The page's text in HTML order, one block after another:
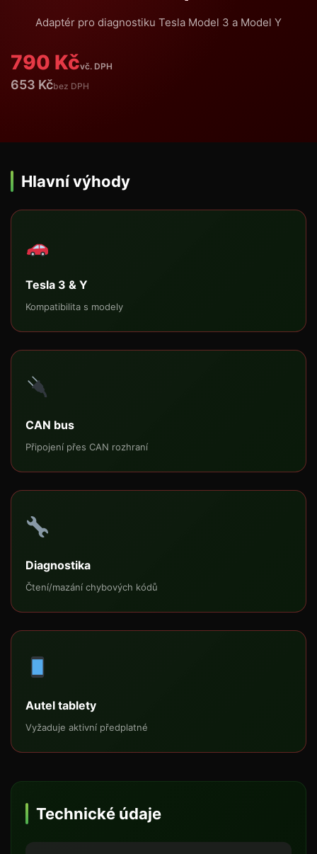
Adaptér pro diagnostiku Tesla Model 3 a Model Y
790 Kčvč. DPH
653 Kčbez DPH
Hlavní výhody
Tesla 3 & Y
Kompatibilita s modely
CAN bus
Připojení přes CAN rozhraní
Diagnostika
Čtení/mazání chybových kódů
Autel tablety
Vyžaduje aktivní předplatné
Technické údaje